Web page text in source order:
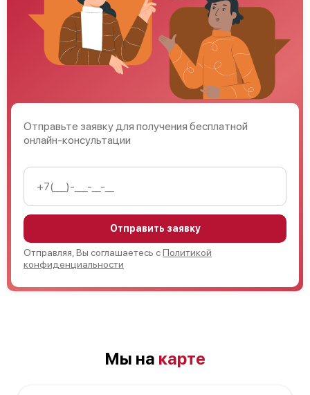
Отправьте заявку для получения бесплатной
онлайн-консультации
Отправить заявку
Отправляя, Вы соглашаетесь сПолитикой
конфиденциальности
Мы на карте